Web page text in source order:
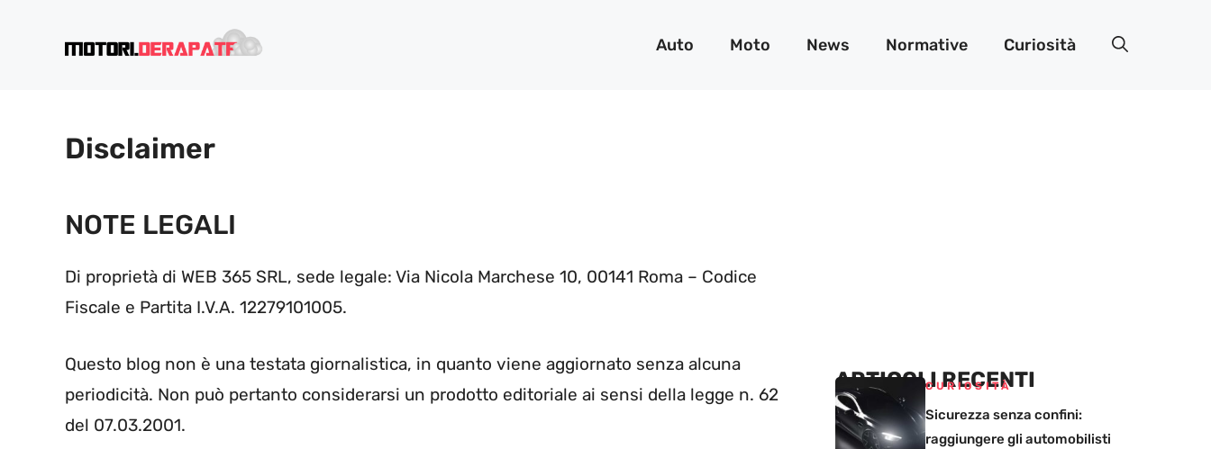
Auto Moto News Normative Curiosità
Disclaimer
NOTE LEGALI
Di proprietà di WEB 365 SRL, sede legale: Via Nicola Marchese 10, 00141 Roma – Codice
Fiscale e Partita I.V.A. 12279101005.
Questo blog non è una testata giornalistica, in quanto viene aggiornato senza alcuna
periodicità. Non può pertanto considerarsi un prodotto editoriale ai sensi della legge n. 62
del 07.03.2001.
ARTICOLI RECENTI
CURIOSITÀ
Sicurezza senza confini:
raggiungere gli automobilisti